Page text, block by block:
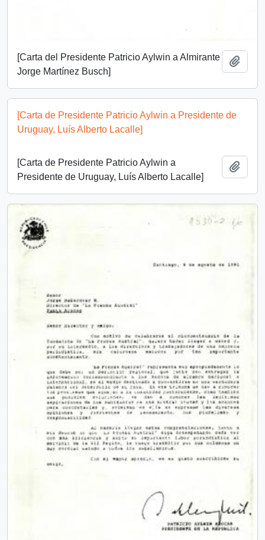
[Carta del Presidente Patricio Aylwin a Almirante
Jorge Martínez Busch]
[Carta de Presidente Patricio Aylwin a Presidente de
Uruguay, Luís Alberto Lacalle]
[Carta de Presidente Patricio Aylwin a
Presidente de Uruguay, Luís Alberto Lacalle]